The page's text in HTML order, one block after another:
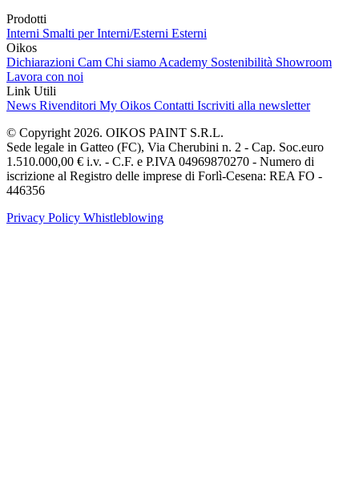
Prodotti
Interni Smalti per Interni/Esterni Esterni
Oikos
Dichiarazioni Cam Chi siamo Academy Sostenibilità Showroom
Lavora con noi
Link Utili
News Rivenditori My Oikos Contatti Iscriviti alla newsletter
© Copyright 2026. OIKOS PAINT S.R.L.
Sede legale in Gatteo (FC), Via Cherubini n. 2 - Cap. Soc.euro
1.510.000,00 € i.v. - C.F. e P.IVA 04969870270 - Numero di
iscrizione al Registro delle imprese di Forlì-Cesena: REA FO -
446356
Privacy Policy Whistleblowing